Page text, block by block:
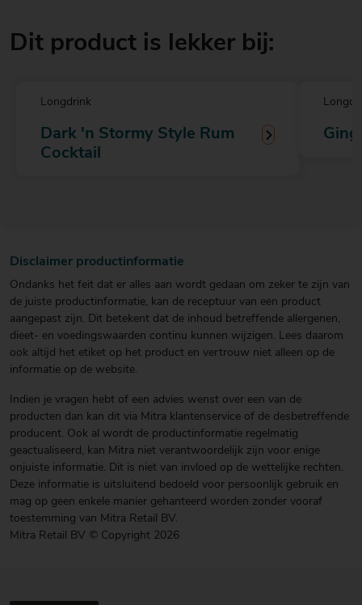
Dit product is lekker bij:
Longdrink
Dark 'n Stormy Style Rum
Cocktail
Disclaimer productinformatie
Ondanks het feit dat er alles aan wordt gedaan om zeker te zijn van
de juiste productinformatie, kan de receptuur van een product
aangepast zijn. Dit betekent dat de inhoud betreffende allergenen,
dieet- en voedingswaarden continu kunnen wijzigen. Lees daarom
ook altijd het etiket op het product en vertrouw niet alleen op de
informatie op de website.
Indien je vragen hebt of een advies wenst over een van de
producten dan kan dit via Mitra klantenservice of de desbetreffende
producent. Ook al wordt de productinformatie regelmatig
geactualiseerd, kan Mitra niet verantwoordelijk zijn voor enige
onjuiste informatie. Dit is niet van invloed op de wettelijke rechten.
Deze informatie is uitsluitend bedoeld voor persoonlijk gebruik en
mag op geen enkele manier gehanteerd worden zonder vooraf
toestemming van Mitra Retail BV.
Mitra Retail BV © Copyright 2026